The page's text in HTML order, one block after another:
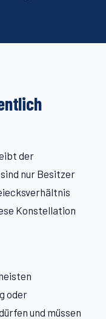
der
nur Besitzer
Konstellation
oder
und müssen